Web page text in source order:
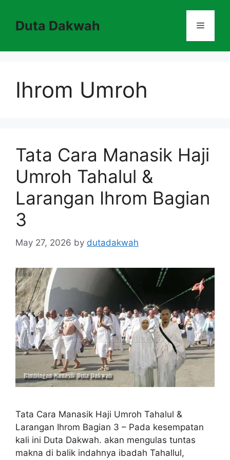
contentDuta Dakwah Menu
Ihrom Umroh
Tata Cara Manasik Haji
Umroh Tahalul &
Larangan Ihrom Bagian
3
May 27, 2026 by dutadakwah
Tata Cara Manasik Haji Umroh Tahalul &
Larangan Ihrom Bagian 3 – Pada kesempatan
kali ini Duta Dakwah. akan mengulas tuntas
makna di balik indahnya ibadah Tahallul,